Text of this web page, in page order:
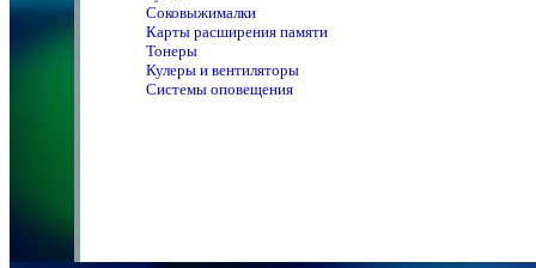
Соковыжималки
Карты расширения памяти
Тонеры
Кулеры и вентиляторы
Системы оповещения